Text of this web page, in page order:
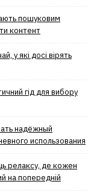
пошуковим
контент
у які досі вірять
гід для вибору
надёжный
использования
релаксу, де кожен
на попередній